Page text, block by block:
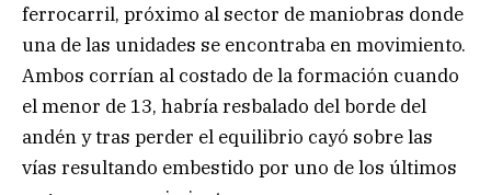
ferrocarril, próximo al sector de maniobras donde
una de las unidades se encontraba en movimiento.
Ambos corrían al costado de la formación cuando
el menor de 13, habría resbalado del borde del
andén y tras perder el equilibrio cayó sobre las
vías resultando embestido por uno de los últimos